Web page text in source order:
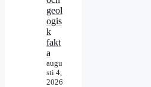
geol
ogis
k
fakt
a
augu
sti 4,
2026